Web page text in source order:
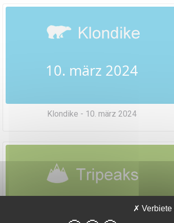
10. märz 2024
Klondike - 10. märz 2024
10. märz 2024